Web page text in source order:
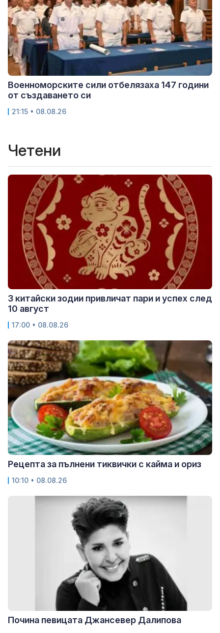
Военноморските сили отбелязаха 147 години
от създаването си
21:15 • 08.08.26
Четени
3 китайски зодии привличат пари и успех след
10 август
17:00 • 08.08.26
Рецепта за пълнени тиквички с кайма и ориз
10:10 • 08.08.26
Почина певицата Джансевер Далипова